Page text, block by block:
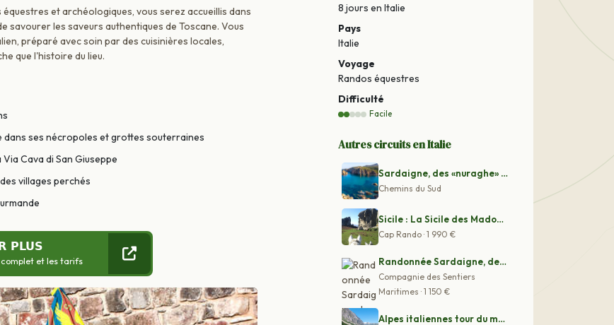
et archéologiques, vous serez accueillis dans
savourer les saveurs authentiques de Toscane. Vous
préparé avec soin par des cuisinières locales,
que l'histoire du lieu.
dans ses nécropoles et grottes souterraines
Cava di San Giuseppe
villages perchés
PLUS
et les tarifs
8 jours en Italie
Pays
Italie
Voyage
Randos équestres
Difficulté
Facile
Autres circuits en Italie
Sardaigne, des «nuraghe» à la Costa Verde
Chemins du Sud
Sicile : La Sicile des Madonies à l'Etna en rando à che
Cap Rando · 1 990 €
Randonnée Sardaigne, des «nuraghe» à la Costa Verde : S
Compagnie des Sentiers
Maritimes · 1 150 €
Alpes italiennes tour du mont blanc avec un ane